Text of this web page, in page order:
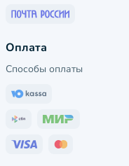
Оплата
Способы оплаты